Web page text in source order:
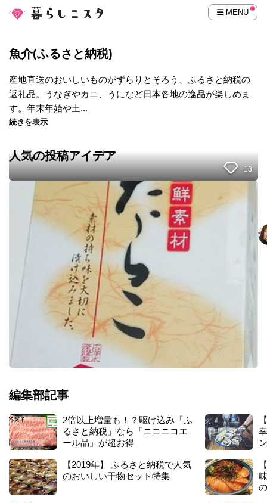
MENU
魚介(ふるさと納税)
産地直送のおいしいものがずらりとそろう、ふるさと納税の
返礼品。うなぎやカニ、うになど日本各地の逸品が楽しめま
す。年末年始や土...
続きを表示
人気の投稿アイデア
13
さ
と
編集部記事
2倍以上増量も！？駆け込み「ふ
るさと納税」なら「ニコニコエ
ール品」が超お得
【2019年】 ふるさと納税で人気
のおいしい干物セット特集